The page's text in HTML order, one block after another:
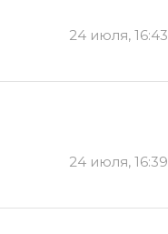
24 июля, 16:43
24 июля, 16:39